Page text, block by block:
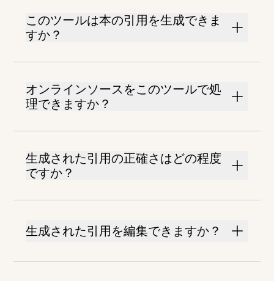
このツールは本の引用を生成できま
すか？
オンラインソースをこのツールで処
理できますか？
生成された引用の正確さはどの程度
ですか？
生成された引用を編集できますか？